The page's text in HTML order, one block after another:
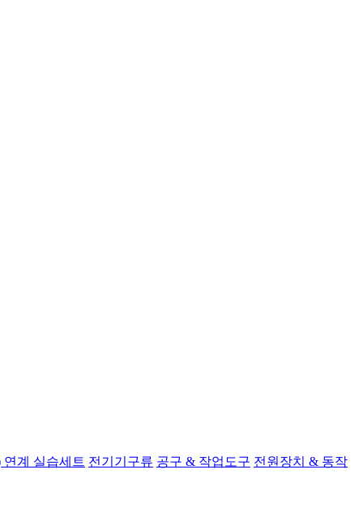
계 실습세트 전기기구류 공구 & 작업도구 전원장치 & 동작